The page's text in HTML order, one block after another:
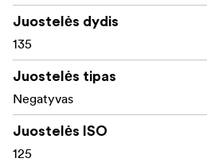
eksperimentuoti, linksmintis ir
nauju būdu.
135 - 36 exp juosta
ISO 125
suderinama su standartiniu
Juostelės dydis
135
Juostelės tipas
Negatyvas
Juostelės ISO
125